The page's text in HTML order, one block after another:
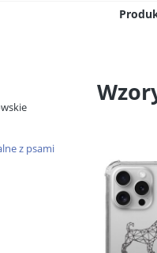
z psami